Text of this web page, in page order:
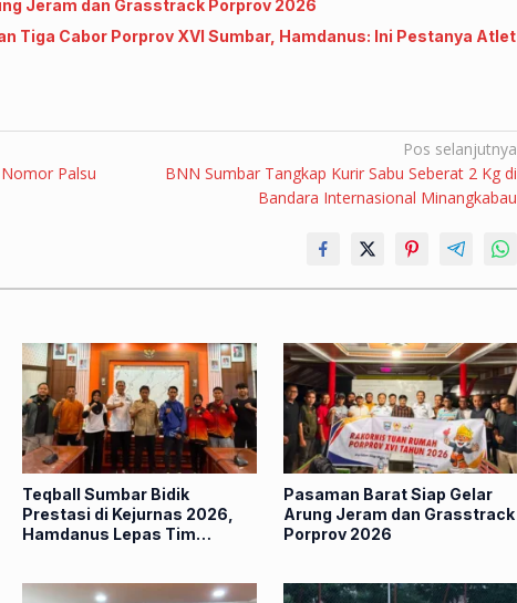
Jeram dan Grasstrack Porprov 2026
Tiga Cabor Porprov XVI Sumbar, Hamdanus: Ini Pestanya Atlet
Palsu
Pos selanjutnya
BNN Sumbar Tangkap Kurir Sabu Seberat 2 Kg di
Bandara Internasional Minangkabau
Teqball Sumbar Bidik
Prestasi di Kejurnas 2026,
Hamdanus Lepas Tim
Pasaman Barat Siap Gelar
Arung Jeram dan Grasstrack
Porprov 2026